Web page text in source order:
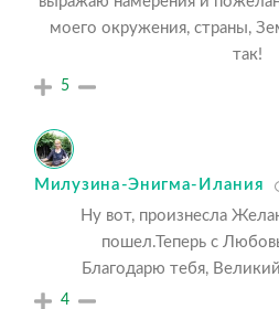
моего окружения, страны,
так!
5
Милузина-Энигма-Илания
Ну вот, произнесла
пошел.Теперь с
Благодарю тебя,
4